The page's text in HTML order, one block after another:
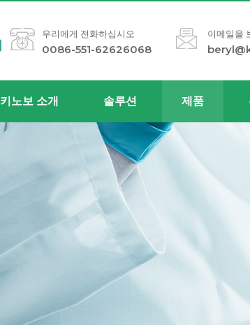
우리에게 전화하십시오
0086-551-62626068
이메일을
키노보 소개 솔루션 제품